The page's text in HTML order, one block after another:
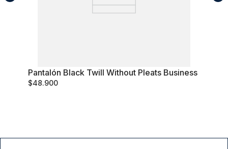
46
Pantalón Black Twill Without Pleats Business
$48.900